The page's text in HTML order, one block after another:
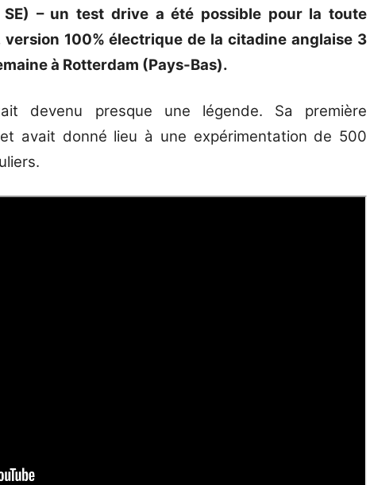
SE) – un test drive a été possible pour la toute
version 100% électrique de la citadine anglaise 3
à Rotterdam (Pays-Bas).
devenu presque une légende. Sa première
avait donné lieu à une expérimentation de 500